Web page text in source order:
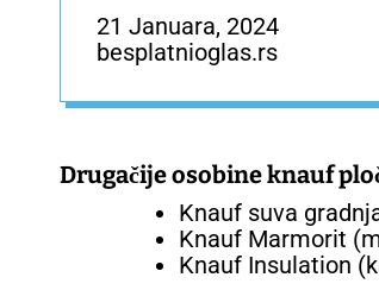
21 Januara, 2024
besplatnioglas.rs
Drugačije osobine knauf
Knauf suva
Knauf Marmorit
Knauf Insulation